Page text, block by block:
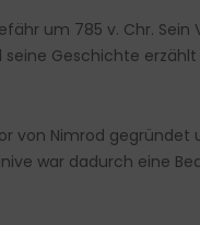
um 785 v. Chr. Sein
Geschichte
von Nimrod
war dadurch eine